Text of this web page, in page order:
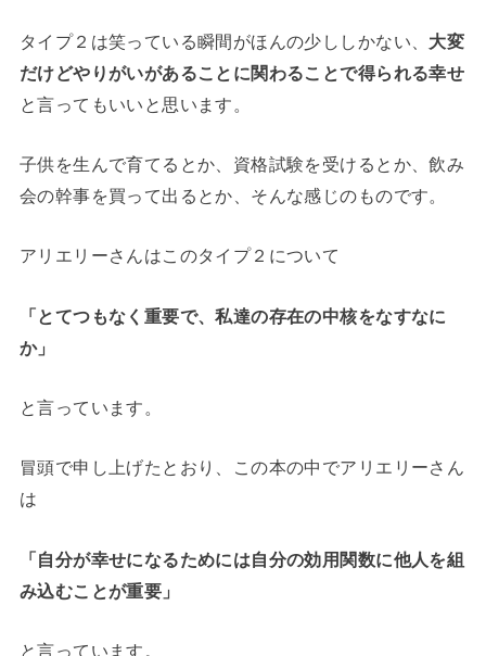
タイプ２は笑っている瞬間がほんの少ししかない、 大変
だけどやりがいがあることに関わることで得られる幸せ
と言ってもいいと思います。
子供を生んで育てるとか、資格試験を受けるとか、飲み
会の幹事を買って出るとか、そんな感じのものです。
アリエリーさんはこのタイプ２について
「とてつもなく重要で、私達の存在の中核をなすなに
か」
と言っています。
冒頭で申し上げたとおり、この本の中でアリエリーさん
は
「自分が幸せになるためには自分の効用関数に他人を組
み込むことが重要」
と言っています。